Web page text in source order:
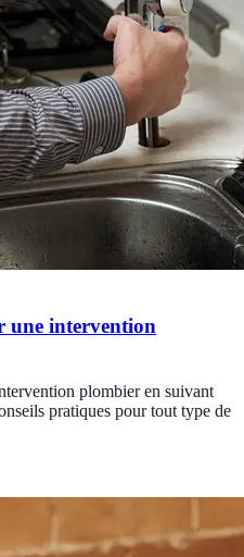
une intervention
plombier en suivant
pratiques pour tout type de